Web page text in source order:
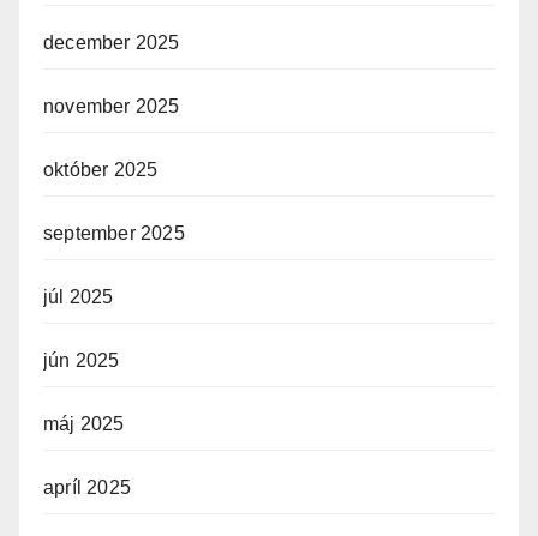
december 2025
november 2025
október 2025
september 2025
júl 2025
jún 2025
máj 2025
apríl 2025